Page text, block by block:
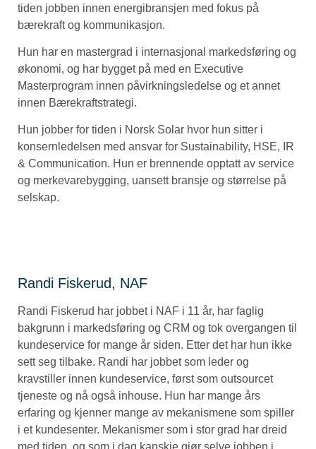
tiden jobben innen energibransjen med fokus på
bærekraft og kommunikasjon.
Hun har en mastergrad i internasjonal markedsføring og
økonomi, og har bygget på med en Executive
Masterprogram innen påvirkningsledelse og et annet
innen Bærekraftstrategi.
Hun jobber for tiden i Norsk Solar hvor hun sitter i
konsernledelsen med ansvar for Sustainability, HSE, IR
& Communication. Hun er brennende opptatt av service
og merkevarebygging, uansett bransje og størrelse på
selskap.
Randi Fiskerud, NAF
Randi Fiskerud har jobbet i NAF i 11 år, har faglig
bakgrunn i markedsføring og CRM og tok overgangen til
kundeservice for mange år siden. Etter det har hun ikke
sett seg tilbake. Randi har jobbet som leder og
kravstiller innen kundeservice, først som outsourcet
tjeneste og nå også inhouse. Hun har mange års
erfaring og kjenner mange av mekanismene som spiller
i et kundesenter. Mekanismer som i stor grad har dreid
med tiden, og som i dag kanskje gjør selve jobben i